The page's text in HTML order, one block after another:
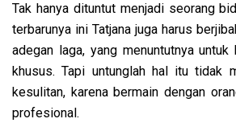
Tak hanya dituntut menjadi seorang
terbarunya ini Tatjana juga harus
adegan laga, yang menuntutnya
khusus. Tapi untunglah hal itu tidak
kesulitan, karena bermain dengan
profesional.